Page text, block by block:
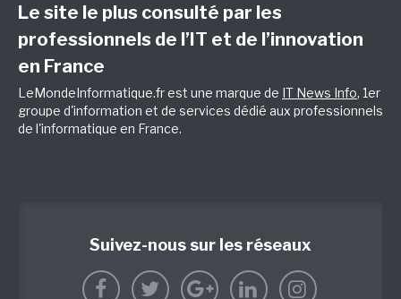
Le site le plus consulté par les
professionnels de l’IT et de l’innovation
en France
LeMondeInformatique.fr est une marque de IT News Info, 1er
groupe d'information et de services dédié aux professionnels
de l'informatique en France.
Suivez-nous sur les réseaux